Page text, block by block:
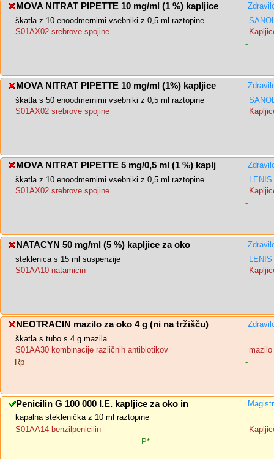
MOVA NITRAT PIPETTE 10 mg/ml (1 %) kapljice
škatla z 10 enoodmernimi vsebniki z 0,5 ml raztopine
S01AX02 srebrove spojine
-
MOVA NITRAT PIPETTE 10 mg/ml (1%) kapljice
škatla s 50 enoodmernimi vsebniki z 0,5 ml raztopine
S01AX02 srebrove spojine
-
MOVA NITRAT PIPETTE 5 mg/0,5 ml (1 %) kaplj
škatla z 10 enoodmernimi vsebniki z 0,5 ml raztopine
S01AX02 srebrove spojine
-
NATACYN 50 mg/ml (5 %) kapljice za oko
steklenica s 15 ml suspenzije
S01AA10 natamicin
-
NEOTRACIN mazilo za oko 4 g (ni na tržišču)
škatla s tubo s 4 g mazila
S01AA30 kombinacije različnih antibiotikov
Rp
-
Penicilin G 100 000 I.E. kapljice za oko in
kapalna steklenička z 10 ml raztopine
S01AA14 benzilpenicilin
P*
-